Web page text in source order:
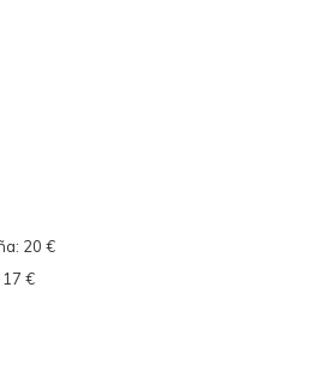
20 €
€